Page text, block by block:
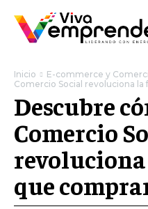
Inicio E-commerce y
Comercio Social revoluciona
Descubre
Comercio
que